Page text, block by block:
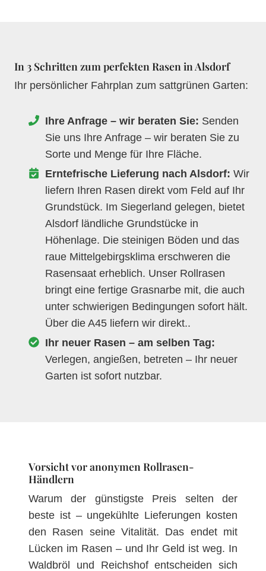
In 3 Schritten zum perfekten Rasen in Alsdorf
Ihr persönlicher Fahrplan zum sattgrünen Garten:
Ihre Anfrage – wir beraten Sie: Senden
Sie uns Ihre Anfrage – wir beraten Sie zu
Sorte und Menge für Ihre Fläche.
Erntefrische Lieferung nach Alsdorf: Wir
liefern Ihren Rasen direkt vom Feld auf Ihr
Grundstück. Im Siegerland gelegen, bietet
Alsdorf ländliche Grundstücke in
Höhenlage. Die steinigen Böden und das
raue Mittelgebirgsklima erschweren die
Rasensaat erheblich. Unser Rollrasen
bringt eine fertige Grasnarbe mit, die auch
unter schwierigen Bedingungen sofort hält.
Über die A45 liefern wir direkt..
Ihr neuer Rasen – am selben Tag:
Verlegen, angießen, betreten – Ihr neuer
Garten ist sofort nutzbar.
Vorsicht vor anonymen Rollrasen-
Händlern
Warum der günstigste Preis selten der
beste ist – ungekühlte Lieferungen kosten
den Rasen seine Vitalität. Das endet mit
Lücken im Rasen – und Ihr Geld ist weg. In
Waldbröl und Reichshof entscheiden sich